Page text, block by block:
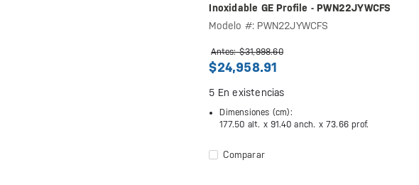
Inoxidable GE Profile - PWN22JYWCFS
Modelo #: PWN22JYWCFS
Antes: $31,998.60
$24,958.91
5 En existencias
Dimensiones (cm):
177.50 alt. x91.40 anch. x 73.66 prof.
Comparar